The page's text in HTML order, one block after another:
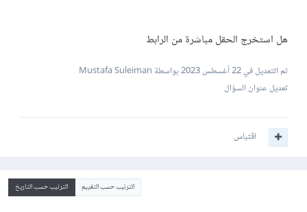
هل استخرج الحقل مباشرة من الرابط
تم التعديل في22 أغسطس 2023
بواسطة Mustafa Suleiman
تعديل عنوان السؤال
اقتباس
الترتيب حسب التقييم الترتيب حسب التاريخ